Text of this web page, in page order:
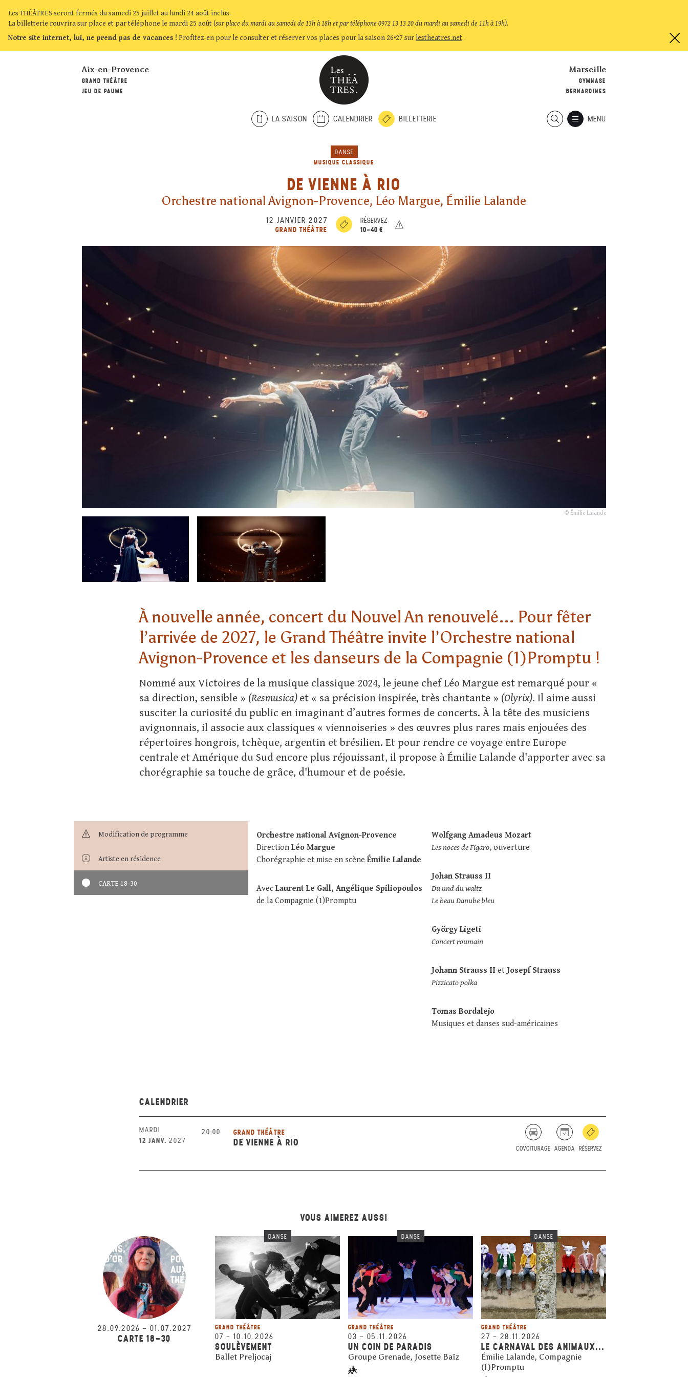
Les THÉÂTRES seront fermés du samedi 25 juillet au lundi 24 août inclus.
La billetterie rouvrira sur place et par téléphone le mardi 25 août (sur place du mardi au samedi de 13h à 18h et par téléphone 0972 13 13 20 du mardi au samedi de 11h à 19h).
Notre site internet, lui, ne prend pas de vacances ! Profitez-en pour le consulter et réserver vos places pour la saison 26•27 sur lestheatres.net.
Marseille
GYMNASE
BERNARDINES
Aix-en-Provence
GRAND THÉÂTRE
JEU DE PAUME
LA SAISON CALENDRIER BILLETTERIE MENU
DANSE
MUSIQUE CLASSIQUE
DE VIENNE À RIO
Orchestre national Avignon-Provence, Léo Margue, Émilie Lalande
12 JANVIER 2027
GRAND THÉÂTRE
RÉSERVEZ
10-40 €
© Émilie Lalande
À nouvelle année, concert du Nouvel An renouvelé... Pour fêter
l’arrivée de 2027, le Grand Théâtre invite l’Orchestre national
Avignon-Provence et les danseurs de la Compagnie (1)Promptu !
Nommé aux Victoires de la musique classique 2024, le jeune chef Léo Margue est remarqué pour «
sa direction, sensible » (Resmusica) et « sa précision inspirée, très chantante » (Olyrix). Il aime aussi
susciter la curiosité du public en imaginant d’autres formes de concerts. À la tête des musiciens
avignonnais, il associe aux classiques « viennoiseries » des œuvres plus rares mais enjouées des
répertoires hongrois, tchèque, argentin et brésilien. Et pour rendre ce voyage entre Europe
centrale et Amérique du Sud encore plus réjouissant, il propose à Émilie Lalande d'apporter avec sa
chorégraphie sa touche de grâce, d'humour et de poésie.
Orchestre national Avignon-Provence
DirectionLéo Margue
Chorégraphie et mise en scèneÉmilie Lalande
AvecLaurent Le Gall, Angélique Spiliopoulos
de la Compagnie (1)Promptu
Wolfgang Amadeus Mozart
Les noces de Figaro, ouverture
Johan Strauss II
Du und du waltz
Le beau Danube bleu
György Ligeti
Concert roumain
Johann Strauss II et Josepf Strauss
Pizzicato polka
Tomas Bordalejo
Musiques et danses sud-américaines
Modification de programme
Artiste en résidence
CARTE 18-30
CALENDRIER
MARDI
12 JANV. 2027
20:00 GRAND THÉÂTRE
DE VIENNE À RIO
COVOITURAGE AGENDA RÉSERVEZ
VOUS AIMEREZ AUSSI
28.09.2026 – 01.07.2027
CARTE 18-30
DANSE
GRAND THÉÂTRE
07 – 10.10.2026
SOULÈVEMENT
Ballet Preljocaj
DANSE
GRAND THÉÂTRE
03 – 05.11.2026
UN COIN DE PARADIS
Groupe Grenade, Josette Baïz
DANSE
GRAND THÉÂTRE
27 – 28.11.2026
LE CARNAVAL DES ANIMAUX...
Émilie Lalande, Compagnie
(1)Promptu